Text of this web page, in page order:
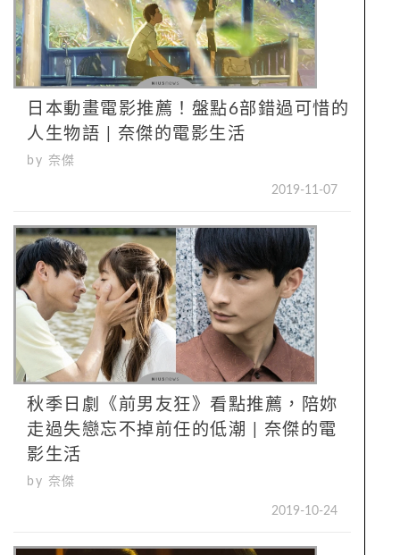
日本動畫電影推薦！盤點6部錯過可惜的
人生物語 | 奈傑的電影生活
by 奈傑
2019-11-07
秋季日劇《前男友狂》看點推薦，陪妳
走過失戀忘不掉前任的低潮 | 奈傑的電
影生活
by 奈傑
2019-10-24